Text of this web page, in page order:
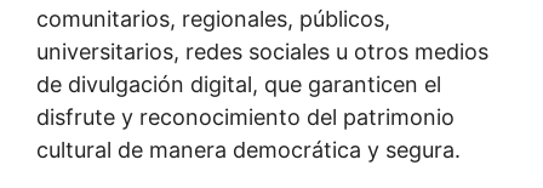
comunitarios, regionales, públicos,
universitarios, redes sociales u otros medios
de divulgación digital, que garanticen el
disfrute y reconocimiento del patrimonio
cultural de manera democrática y segura.